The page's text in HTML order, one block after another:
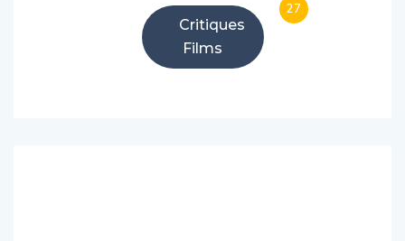
Critiques
Films
27